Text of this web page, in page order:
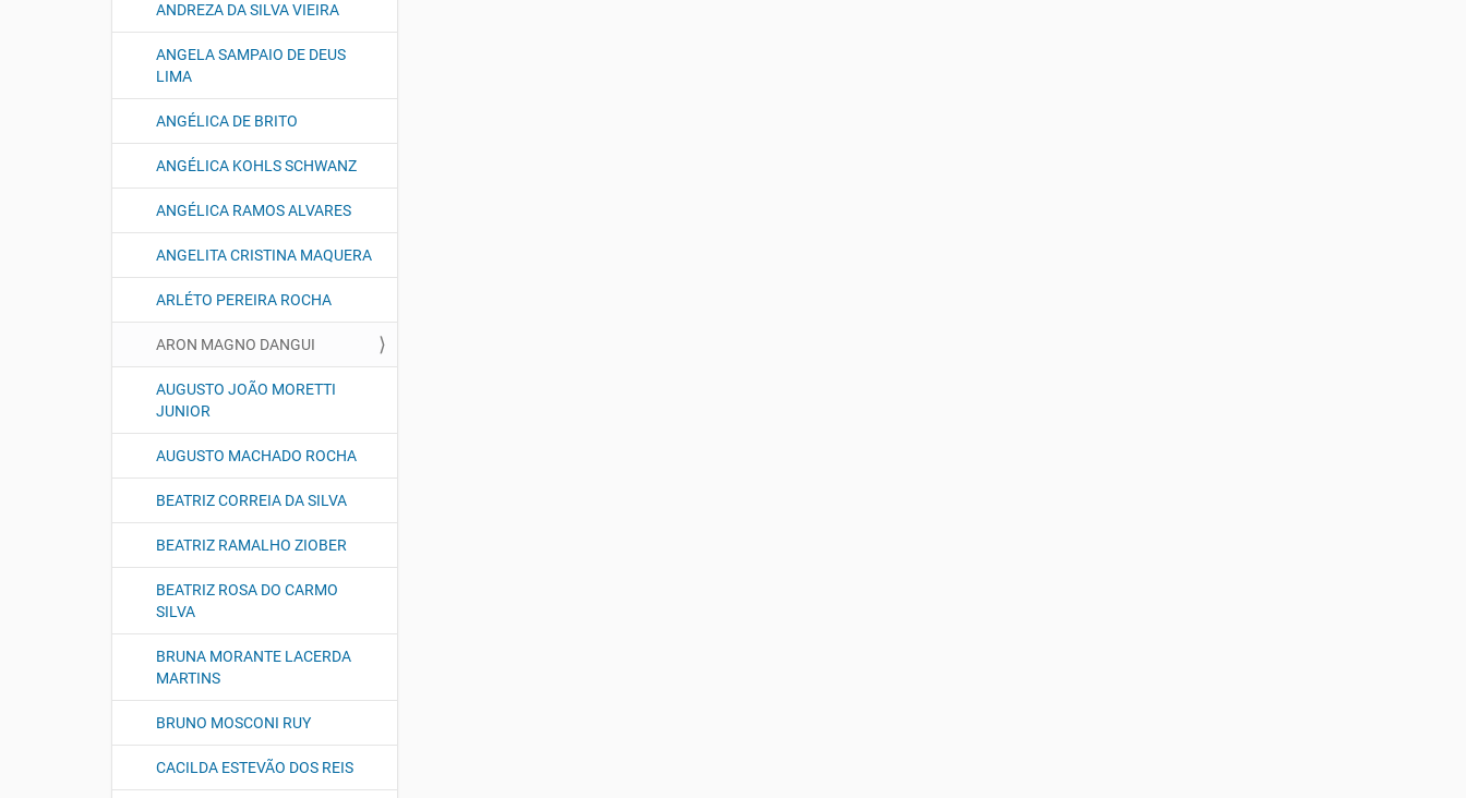
ANDREZA DA SILVA VIEIRA
ANGELA SAMPAIO DE DEUS
LIMA
ANGÉLICA DE BRITO
ANGÉLICA KOHLS SCHWANZ
ANGÉLICA RAMOS ALVARES
ANGELITA CRISTINA MAQUERA
ARLÉTO PEREIRA ROCHA
ARON MAGNO DANGUI
AUGUSTO JOÃO MORETTI
JUNIOR
AUGUSTO MACHADO ROCHA
BEATRIZ CORREIA DA SILVA
BEATRIZ RAMALHO ZIOBER
BEATRIZ ROSA DO CARMO
SILVA
BRUNA MORANTE LACERDA
MARTINS
BRUNO MOSCONI RUY
CACILDA ESTEVÃO DOS REIS